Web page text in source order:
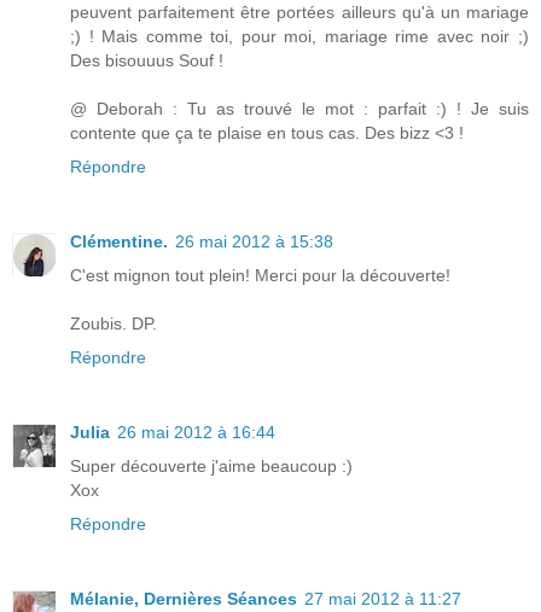
peuvent parfaitement être portées ailleurs qu'à un mariage
;) ! Mais comme toi, pour moi, mariage rime avec noir ;)
Des bisouuus Souf !
@ Deborah : Tu as trouvé le mot : parfait :) ! Je suis
contente que ça te plaise en tous cas. Des bizz <3 !
Répondre
Clémentine. 26 mai 2012 à 15:38
C'est mignon tout plein! Merci pour la découverte!
Zoubis. DP.
Répondre
Julia 26 mai 2012 à 16:44
Super découverte j'aime beaucoup :)
Xox
Répondre
Mélanie, Dernières Séances 27 mai 2012 à 11:27